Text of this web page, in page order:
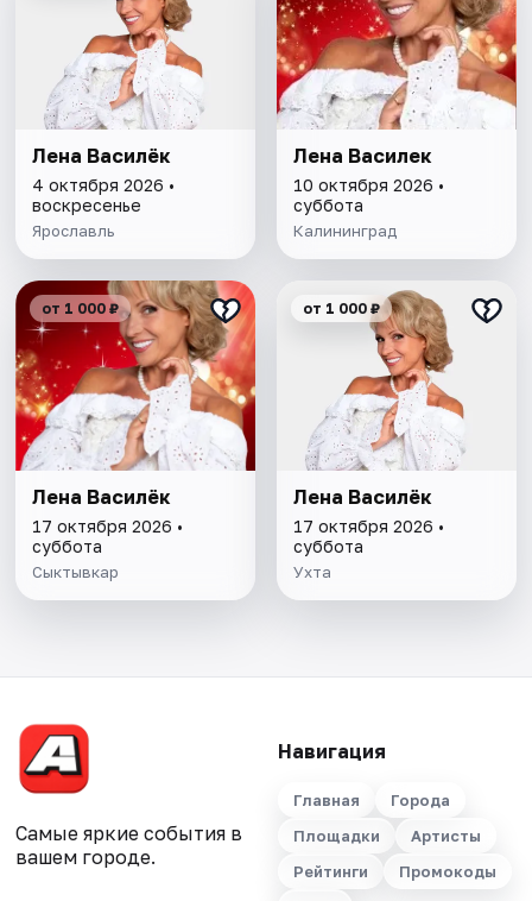
Лена Василёк
4 октября 2026 •
воскресенье
Ярославль
Лена Василек
10 октября 2026 •
суббота
Калининград
от 1 000 ₽
Лена Василёк
17 октября 2026 •
суббота
Сыктывкар
от 1 000 ₽
Лена Василёк
17 октября 2026 •
суббота
Ухта
Самые яркие события в
вашем городе.
Навигация
Главная
Города
Площадки
Артисты
Рейтинги
Промокоды